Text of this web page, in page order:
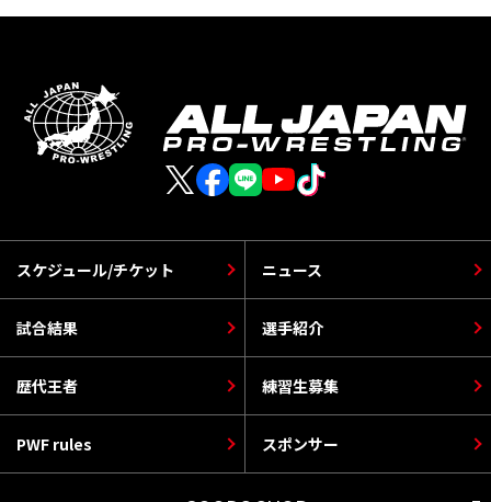
スケジュール/チケット
選手紹介
PWF rules
ニュース
歴代王者
スポンサー
試合結果
練習生募集